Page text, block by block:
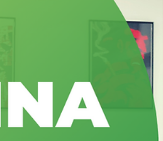
fique comigo pra entender..